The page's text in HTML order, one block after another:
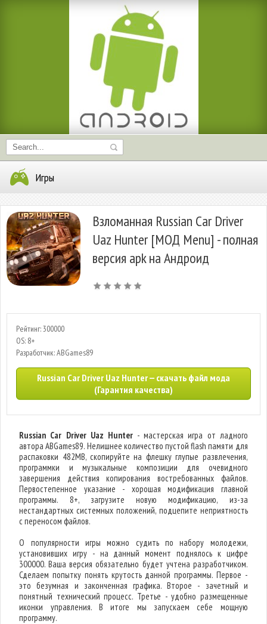
Игры
Взломанная Russian Car Driver
Uaz Hunter [МОД Menu] - полная
версия apk на Андроид
Рейтинг: 300000
OS: 8+
Разработчик: ABGames89
Russian Car Driver Uaz Hunter — скачать файл мода
(Гарантия качества)
Russian Car Driver Uaz Hunter- мастерская игра от ладного
автора ABGames89. Нелишнее количество пустой flash памяти для
распаковки 482MB, скопируйте на флешку глупые развлечения,
программки и музыкальные композиции для очевидного
завершения действия копирования востребованных файлов.
Первостепенное указание - хорошая модификация главной
программы. 8+, загрузите новую модификацию, из-за
нестандартных системных положений, подцепите неприятность
с переносом файлов.
О популярности игры можно судить по набору молодежи,
установивших игру - на данный момент поднялось к цифре
300000. Ваша версия обязательно будет учтена разработчиком.
Сделаем попытку понять крутость данной программы. Первое -
это безумная и законченная графика. Второе - зачетный и
понятный технический процесс. Третье - удобно размещенные
иконки управления. В итоге мы запускаем себе мощную
программу.